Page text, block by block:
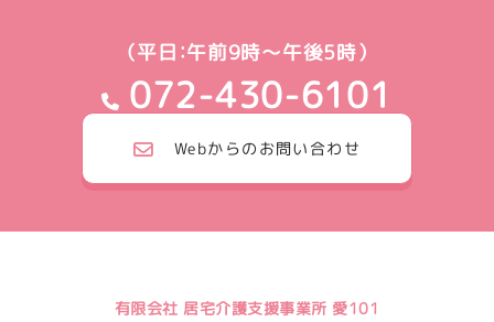
（平日：午前9時～午後5時）
072-430-6101
Webからのお問い合わせ
有限会社 居宅介護支援事業所 愛101